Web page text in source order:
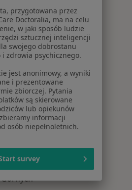
Katowicach
Gliwicach
Sosnowcu
Bielsku-Białej
Chorzowie
W pobliżu Łazisk Górnych
Górnych
Górnych
przygotowana przez
Doctoralia, ma na celu
w jaki sposób ludzie
sztucznej inteligencji
swojego dobrostanu
zdrowia psychicznego.
jest anonimowy, a wyniki
i prezentowane
zbiorczej. Pytania
są skierowane
lub opiekunów
informacji
osób niepełnoletnich.
survey